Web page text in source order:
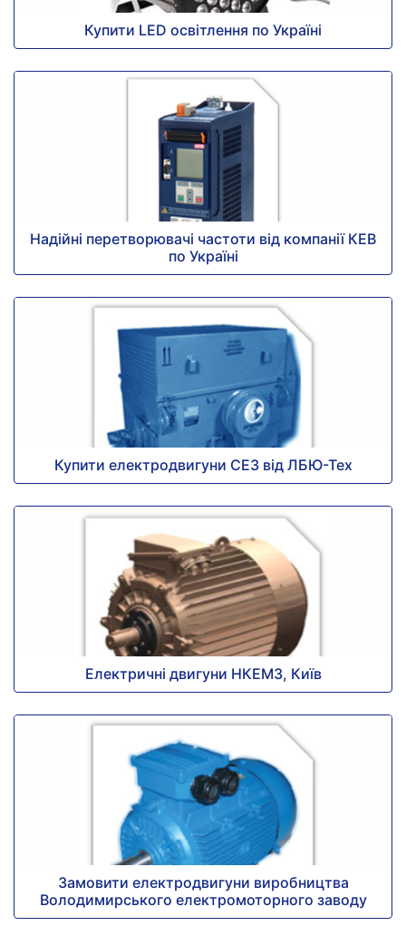
Купити LED освітлення по Україні
Надійні перетворювачі частоти від компанії КЕВ
по Україні
Купити електродвигуни СЕЗ від ЛБЮ-Тех
Електричні двигуни НКЕМЗ, Київ
Замовити електродвигуни виробництва
Володимирського електромоторного заводу